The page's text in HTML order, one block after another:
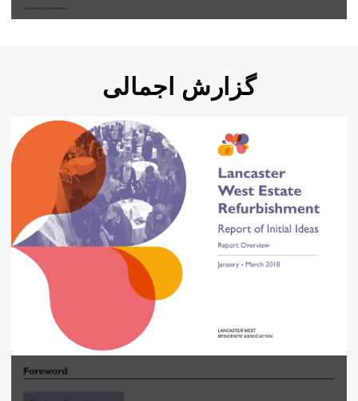
گزارش اجمالی